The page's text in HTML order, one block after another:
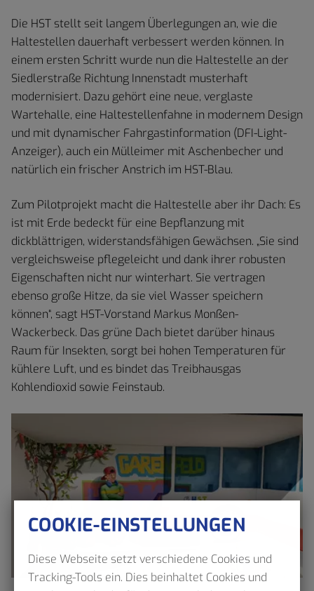
Die HST stellt seit langem Überlegungen an, wie die
Haltestellen dauerhaft verbessert werden können. In
einem ersten Schritt wurde nun die Haltestelle an der
Siedlerstraße Richtung Innenstadt musterhaft
modernisiert. Dazu gehört eine neue, verglaste
Wartehalle, eine Haltestellenfahne in modernem Design
und mit dynamischer Fahrgastinformation (DFI-Light-
Anzeiger), auch ein Mülleimer mit Aschenbecher und
natürlich ein frischer Anstrich im HST-Blau.
Zum Pilotprojekt macht die Haltestelle aber ihr Dach: Es
ist mit Erde bedeckt für eine Bepflanzung mit
dickblättrigen, widerstandsfähigen Gewächsen. „Sie sind
vergleichsweise pflegeleicht und dank ihrer robusten
Eigenschaften nicht nur winterhart. Sie vertragen
ebenso große Hitze, da sie viel Wasser speichern
können“, sagt HST-Vorstand Markus Monßen-
Wackerbeck. Das grüne Dach bietet darüber hinaus
Raum für Insekten, sorgt bei hohen Temperaturen für
kühlere Luft, und es bindet das Treibhausgas
Kohlendioxid sowie Feinstaub.
COOKIE-EINSTELLUNGEN
Diese Webseite setzt verschiedene Cookies und
Tracking-Tools ein. Dies beinhaltet Cookies und